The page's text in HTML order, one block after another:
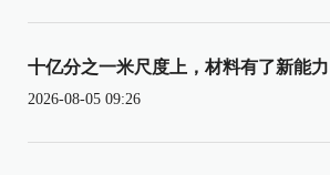
十亿分之一米尺度上，材料有了新能力
2026-08-05 09:26